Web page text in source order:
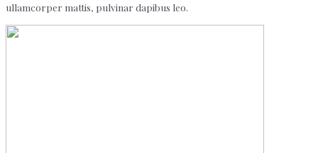
ullamcorper mattis, pulvinar dapibus leo.